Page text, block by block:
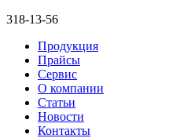
318-13-56
Продукция
Прайсы
Сервис
О компании
Статьи
Новости
Контакты